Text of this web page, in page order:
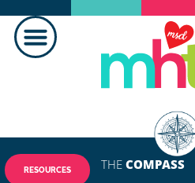
RESOURCES THE COMPASS